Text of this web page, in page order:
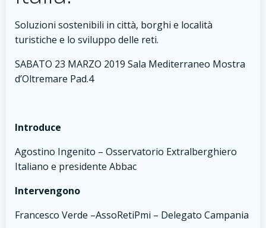
Soluzioni sostenibili in città, borghi e località
turistiche e lo sviluppo delle reti.
SABATO 23 MARZO 2019 Sala Mediterraneo Mostra
d’Oltremare Pad.4
Introduce
Agostino Ingenito – Osservatorio Extralberghiero
Italiano e presidente Abbac
Intervengono
Francesco Verde –AssoRetiPmi – Delegato Campania